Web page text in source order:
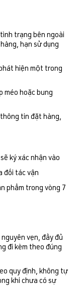
trạng bên ngoài
hạn sử dụng
hiện một trong
méo hoặc bung
tin đặt hàng,
ký xác nhận vào
đối tác vận
phẩm trong vòng 7
vẹn, đầy đủ
đi kèm theo đúng
quy định, không tự
khi chưa có sự